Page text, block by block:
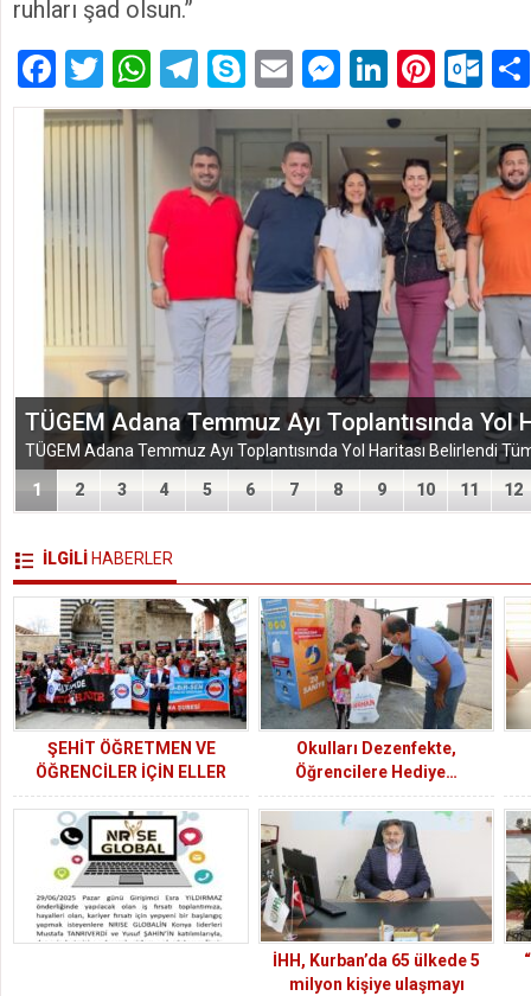
ruhları şad olsun.”
Facebook
TwitterWhatsApp
Telegram
SkypeEmailMessenger
LinkedIn
EĞİTİM-BİR-SEN ADANA ŞUBESİ’NDEN
VEFA VE DAYANIŞMA ÇIKARMASI
1 2 3 4 5 6 7 8 9 10 11 12
İLGİLİ HABERLER
ŞEHİT ÖĞRETMEN VE
ÖĞRENCİLER İÇİN ELLER
SEMAYA YÜKSELDİ
Okulları Dezenfekte,
Öğrencilere Hediye…
İHH, Kurban’da 65 ülkede 5
milyon kişiye ulaşmayı